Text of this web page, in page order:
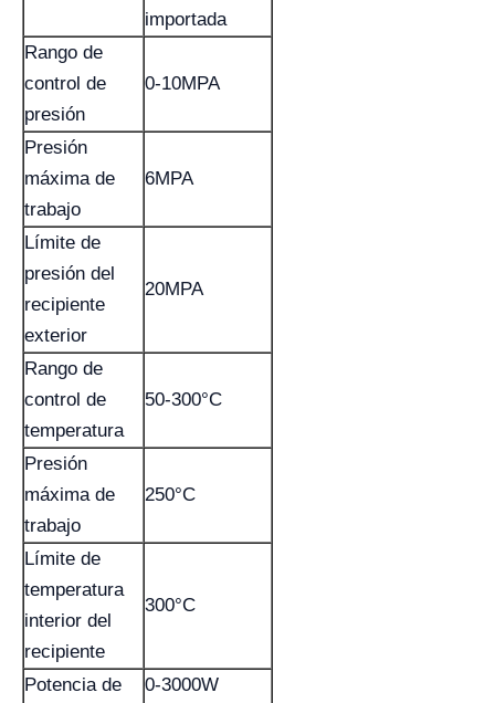
importada
Rango de
control de
presión
0-10MPA
Presión
máxima de
trabajo
6MPA
Límite de
presión del
recipiente
exterior
20MPA
Rango de
control de
temperatura
50-300°C
Presión
máxima de
trabajo
250°C
Límite de
temperatura
interior del
recipiente
300°C
Potencia de
0-3000W